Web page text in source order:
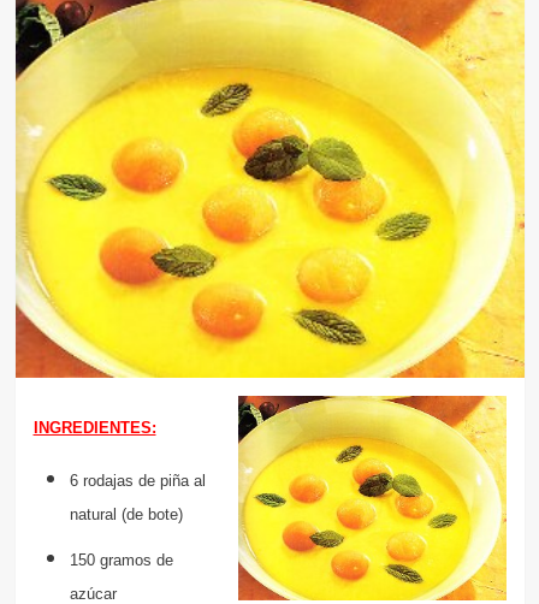
INGREDIENTES:
6 rodajas de piña al
natural (de bote)
150 gramos de
azúcar